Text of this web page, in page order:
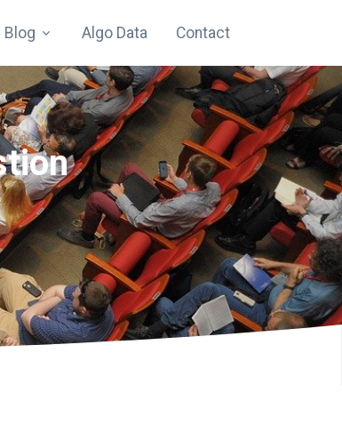
Blog Algo Data Contact